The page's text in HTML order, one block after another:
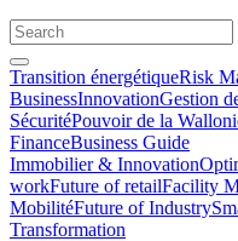
Transition énergétiqueRisk
BusinessInnovationGestion
SécuritéPouvoir de la
FinanceBusiness Guide
Immobilier & Innovation
workFuture of retailFacility
MobilitéFuture of Industry
Transformation